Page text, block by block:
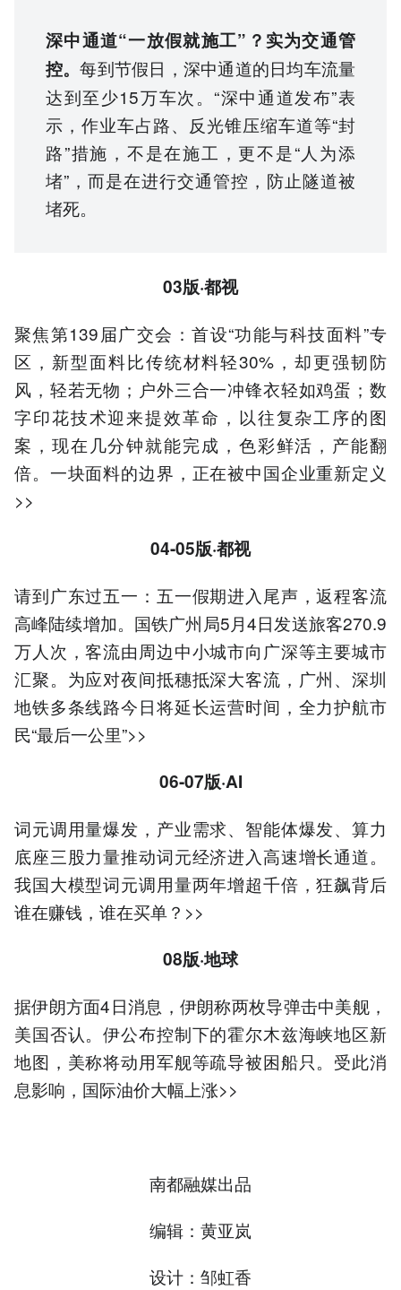
深中通道“一放假就施工”？实为交通管
控。每到节假日，深中通道的日均车流量
达到至少15万车次。“深中通道发布”表
示，作业车占路、反光锥压缩车道等“封
路”措施，不是在施工，更不是“人为添
堵”，而是在进行交通管控，防止隧道被
堵死。
03版·都视
聚焦第139届广交会：首设“功能与科技面料”专
区，新型面料比传统材料轻30%，却更强韧防
风，轻若无物；户外三合一冲锋衣轻如鸡蛋；数
字印花技术迎来提效革命，以往复杂工序的图
案，现在几分钟就能完成，色彩鲜活，产能翻
倍。一块面料的边界，正在被中国企业重新定义
>>
04-05版·都视
请到广东过五一：五一假期进入尾声，返程客流
高峰陆续增加。国铁广州局5月4日发送旅客270.9
万人次，客流由周边中小城市向广深等主要城市
汇聚。为应对夜间抵穗抵深大客流，广州、深圳
地铁多条线路今日将延长运营时间，全力护航市
民“最后一公里”>>
06-07版·AI
词元调用量爆发，产业需求、智能体爆发、算力
底座三股力量推动词元经济进入高速增长通道。
我国大模型词元调用量两年增超千倍，狂飙背后
谁在赚钱，谁在买单？>>
08版·地球
据伊朗方面4日消息，伊朗称两枚导弹击中美舰，
美国否认。伊公布控制下的霍尔木兹海峡地区新
地图，美称将动用军舰等疏导被困船只。受此消
息影响，国际油价大幅上涨>>
南都融媒出品
编辑：黄亚岚
设计：邹虹香